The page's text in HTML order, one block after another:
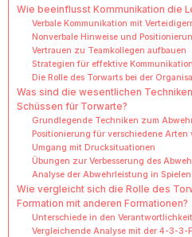
Wie beeinflusst Kommunikation die
Verbale Kommunikation mit
Nonverbale Hinweise und
Vertrauen zu Teamkollegen aufbauen
Strategien für effektive
Die Rolle des Torwarts bei der
Was sind die wesentlichen
Schüssen für Torwarte?
Grundlegende Techniken zum
Positionierung für verschiedene Arten
Umgang mit Drucksituationen
Übungen zur Verbesserung des
Analyse der Abwehrleistung in Spielen
Wie vergleicht sich die Rolle des
Formation mit anderen Formationen?
Unterschiede in den
Vergleichende Analyse mit der 4-3-3-